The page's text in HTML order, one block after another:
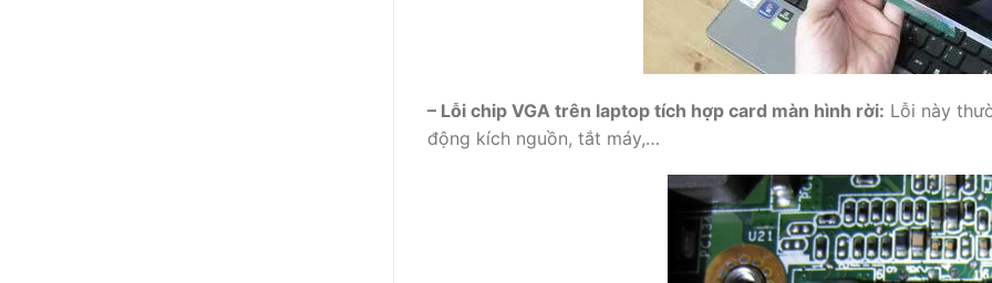
– Lỗi chip VGA trên laptop tích hợp card màn hình rời: Lỗi này
động kích nguồn, tắt máy,…